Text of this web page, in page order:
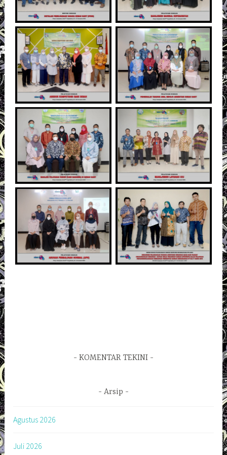
KOMENTAR TEKINI
Arsip
Agustus 2026
Juli 2026